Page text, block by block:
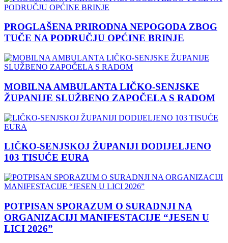
PROGLAŠENA PRIRODNA NEPOGODA ZBOG
TUČE NA PODRUČJU OPĆINE BRINJE
MOBILNA AMBULANTA LIČKO-SENJSKE
ŽUPANIJE SLUŽBENO ZAPOČELA S RADOM
LIČKO-SENJSKOJ ŽUPANIJI DODIJELJENO
103 TISUĆE EURA
POTPISAN SPORAZUM O SURADNJI NA
ORGANIZACIJI MANIFESTACIJE “JESEN U
LICI 2026”